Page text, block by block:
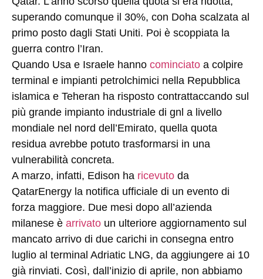
superando comunque il 30%, con Doha scalzata al
primo posto dagli Stati Uniti. Poi è scoppiata la
guerra contro l’Iran.
Quando Usa e Israele hanno cominciato a colpire
terminal e impianti petrolchimici nella Repubblica
islamica e Teheran ha risposto contrattaccando sul
più grande impianto industriale di gnl a livello
mondiale nel nord dell’Emirato, quella quota
residua avrebbe potuto trasformarsi in una
vulnerabilità concreta.
A marzo, infatti, Edison ha ricevuto da
QatarEnergy la notifica ufficiale di un evento di
forza maggiore. Due mesi dopo all’azienda
milanese è arrivato un ulteriore aggiornamento sul
mancato arrivo di due carichi in consegna entro
luglio al terminal Adriatic LNG, da aggiungere ai 10
già rinviati. Così, dall’inizio di aprile, non abbiamo